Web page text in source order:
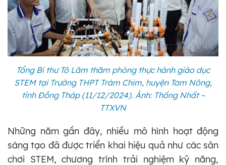
Tổng Bí thư Tô Lâm thăm phòng thực hành giáo dục
STEM tại Trường THPT Tràm Chim, huyện Tam Nông,
tỉnh Đồng Tháp (11/12/2024). Ảnh: Thống Nhất –
TTXVN
Những năm gần đây, nhiều mô hình hoạt động
sáng tạo đã được triển khai hiệu quả như các sân
chơi STEM, chương trình trải nghiệm kỹ năng,